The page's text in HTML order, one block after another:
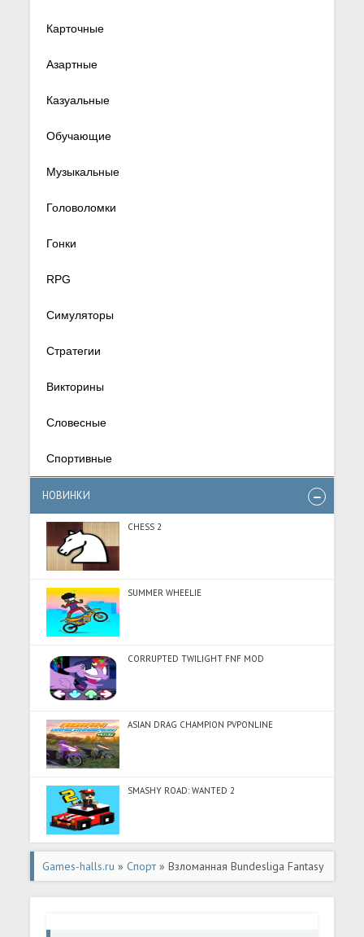
Карточные
Азартные
Казуальные
Обучающие
Музыкальные
Головоломки
Гонки
RPG
Симуляторы
Стратегии
Викторины
Словесные
Спортивные
НОВИНКИ
CHESS 2
SUMMER WHEELIE
CORRUPTED TWILIGHT FNF MOD
ASIAN DRAG CHAMPION PVPONLINE
SMASHY ROAD: WANTED 2
Games-halls.ru » Спорт» Взломанная Bundesliga Fantasy
Manager (Бундеслига Фэнтези Менеджер) [МОД Все